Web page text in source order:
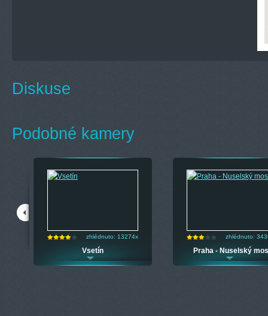
Diskuse
Podobné kamery
zhlédnuto: 13274x
Vsetín
zhlédnuto:
Praha - Nuselský